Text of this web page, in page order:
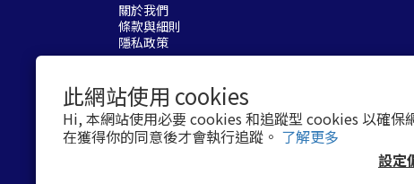
此網站使用 cookies
Hi, 本網站使用必要 cookies 和追蹤型 cookies 以確保
在獲得你的同意後才會執行追蹤。 了解更多
設定
關於我們
條款與細則
隱私政策